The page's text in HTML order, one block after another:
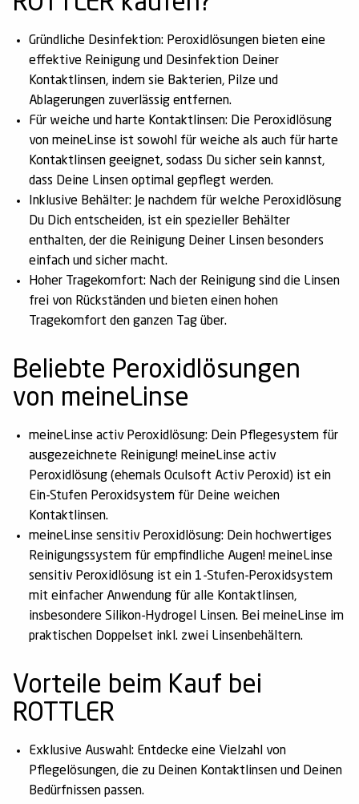
Gründliche Desinfektion: Peroxidlösungen bieten eine
effektive Reinigung und Desinfektion Deiner
Kontaktlinsen, indem sie Bakterien, Pilze und
Ablagerungen zuverlässig entfernen.
Für weiche und harte Kontaktlinsen: Die Peroxidlösung
von meineLinse ist sowohl für weiche als auch für harte
Kontaktlinsen geeignet, sodass Du sicher sein kannst,
dass Deine Linsen optimal gepflegt werden.
Inklusive Behälter: Je nachdem für welche Peroxidlösung
Du Dich entscheiden, ist ein spezieller Behälter
enthalten, der die Reinigung Deiner Linsen besonders
einfach und sicher macht.
Hoher Tragekomfort: Nach der Reinigung sind die Linsen
frei von Rückständen und bieten einen hohen
Tragekomfort den ganzen Tag über.
Beliebte Peroxidlösungen
von meineLinse
meineLinse activ Peroxidlösung: Dein Pflegesystem für
ausgezeichnete Reinigung! meineLinse activ
Peroxidlösung (ehemals Oculsoft Activ Peroxid) ist ein
Ein-Stufen Peroxidsystem für Deine weichen
Kontaktlinsen.
meineLinse sensitiv Peroxidlösung: Dein hochwertiges
Reinigungssystem für empfindliche Augen! meineLinse
sensitiv Peroxidlösung ist ein 1-Stufen-Peroxidsystem
mit einfacher Anwendung für alle Kontaktlinsen,
insbesondere Silikon-Hydrogel Linsen. Bei meineLinse im
praktischen Doppelset inkl. zwei Linsenbehältern.
Vorteile beim Kauf bei
ROTTLER
Exklusive Auswahl: Entdecke eine Vielzahl von
Pflegelösungen, die zu Deinen Kontaktlinsen und Deinen
Bedürfnissen passen.